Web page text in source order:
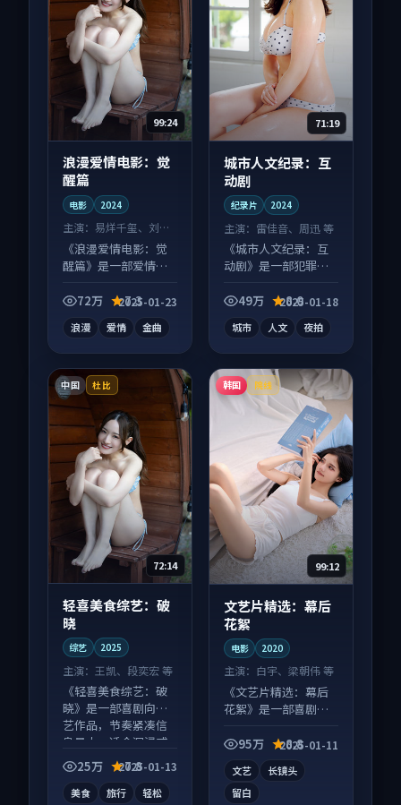
99:24
浪漫爱情电影：觉
醒篇
电影 2024
主演： 易烊千玺、刘亦
菲 等
《浪漫爱情电影：觉
醒篇》是一部爱情向
别错过，字幕区常有
72万 7.3
2025-01-23
浪漫 爱情 金曲
71:19
城市人文纪录：互
动剧
纪录片 2024
主演： 雷佳音、周迅 等
《城市人文纪录：互
动剧》是一部犯罪向
感在线，配乐与镜头
49万 8.0
2025-01-18
城市 人文 夜拍
中国 杜比
72:14
轻喜美食综艺：破
晓
综艺 2025
主演： 王凯、段奕宏 等
《轻喜美食综艺：破
晓》是一部喜剧向综
艺作品，节奏紧凑信
息量大，适合沉浸式
追看。
25万 7.8
2025-01-13
美食 旅行 轻松
韩国 院线
99:12
文艺片精选：幕后
花絮
电影 2020
主演： 白宇、梁朝伟 等
《文艺片精选：幕后
花絮》是一部喜剧向
在线，配乐与镜头配
95万 8.8
2025-01-11
文艺
长镜头
留白